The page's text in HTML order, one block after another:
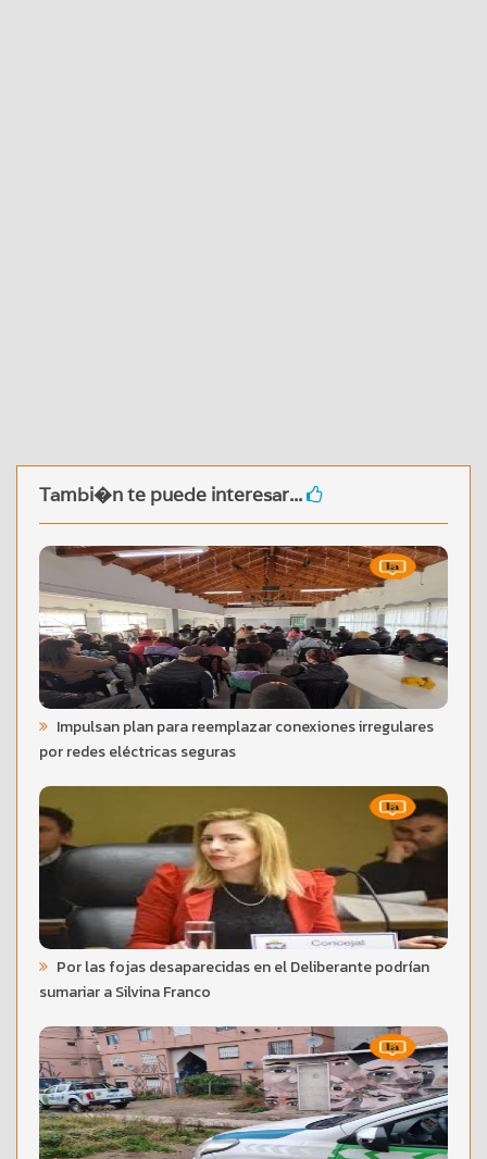
Tambi�n te puede interesar...
Impulsan plan para reemplazar conexiones irregulares
por redes eléctricas seguras
Por las fojas desaparecidas en el Deliberante podrían
sumariar a Silvina Franco